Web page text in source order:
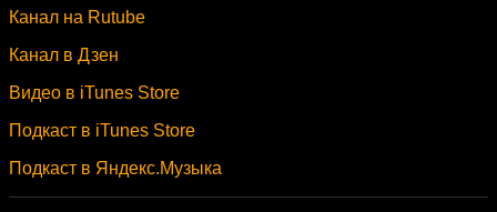
Канал на Rutube
Канал в Дзен
Видео в iTunes Store
Подкаст в iTunes Store
Подкаст в Яндекс.Музыка